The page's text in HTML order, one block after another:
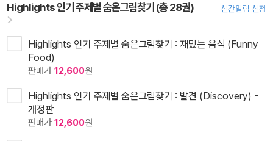
Highlights 인기 주제별 숨은그림찾기 (총 28권) 신간알림 신청
Highlights 인기 주제별 숨은그림찾기 : 재밌는 음식 (Funny
Food)
판매가 12,600원
Highlights 인기 주제별 숨은그림찾기 : 발견 (Discovery) -
개정판
판매가 12,600원